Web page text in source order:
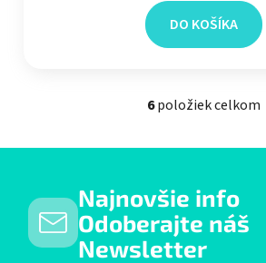
DO KOŠÍKA
6položiek celkom
Najnovšie info
Odoberajte náš
Newsletter